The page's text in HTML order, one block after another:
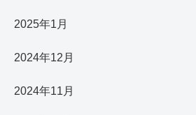
2025年1月
2024年12月
2024年11月